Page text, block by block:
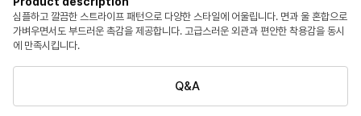
심플하고 깔끔한 스트라이프 패턴으로 다양한 스타일에 어울립니다. 면과 울 혼합으로
가벼우면서도 부드러운 촉감을 제공합니다. 고급스러운 외관과 편안한 착용감을 동시
에 만족시킵니다.
Q&A